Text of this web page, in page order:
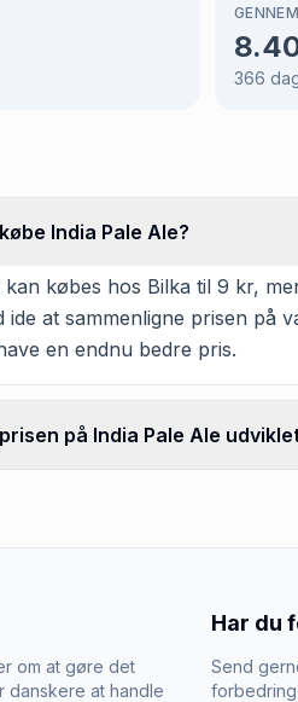
366
India Pale Ale?
kan købes hos Bilka til 9 kr,
ide at sammenligne prisen på
en endnu bedre pris.
på India Pale Ale
om at gøre det
at handle
Har du
Send